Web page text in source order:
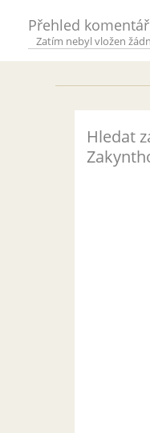
Přehled
Zatím nebyl vložen
Hledat